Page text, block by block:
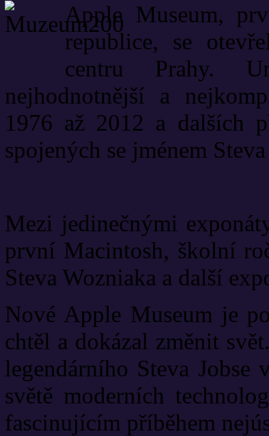
Apple Museum,
republice, se
centru Prahy.
nejhodnotnější a
1976 až 2012 a dalších
spojených se jménem
Mezi jedinečnými
první Macintosh, školní
Steva Wozniaka a další
Nové Apple Museum je
chtěl a dokázal změnit
legendárního Steva
světě moderních
fascinujícím příběhem